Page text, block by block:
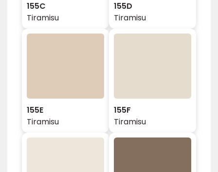
155C
Tiramisu
155D
Tiramisu
155E
Tiramisu
155F
Tiramisu